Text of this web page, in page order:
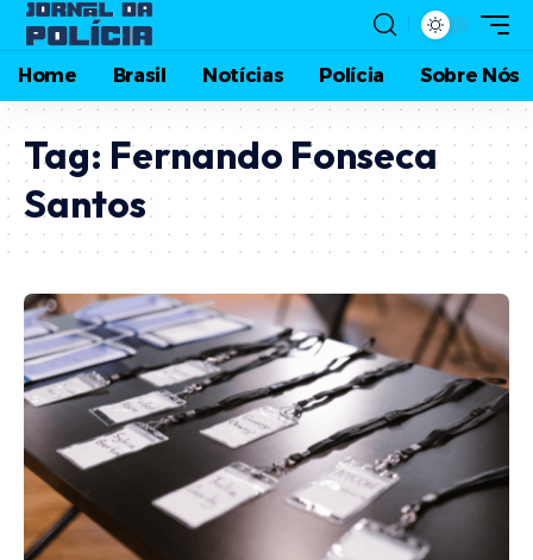
Home Brasil Notícias Polícia Sobre Nós
Tag: Fernando Fonseca
Santos